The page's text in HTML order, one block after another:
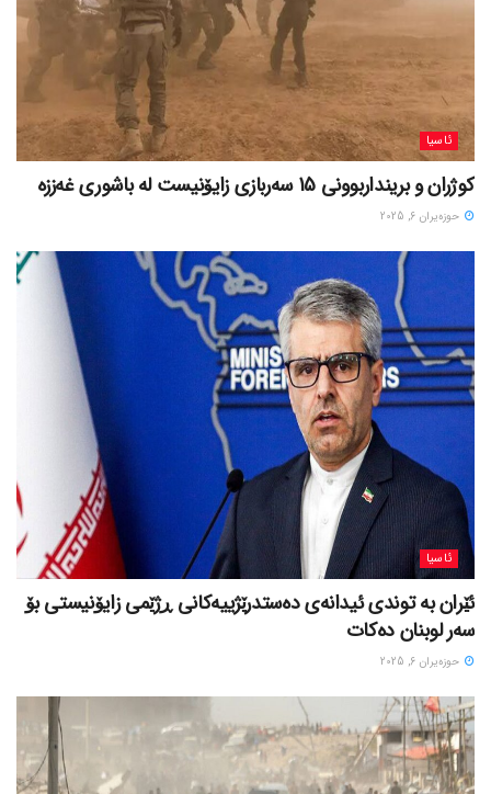
ئاسیا
کوژران و برینداربوونی 15 سەربازی زایۆنیست لە باشوری غەززە
حوزه‌یران 6, 2025
ئاسیا
ئێران بە توندی ئیدانەی دەستدرێژییەکانی ڕژێمی زایۆنیستی بۆ
سەر لوبنان دەکات
حوزه‌یران 6, 2025